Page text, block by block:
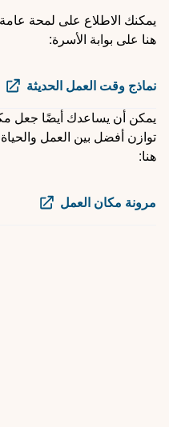
يمكنك الاطلاع على لمحة
هنا على بوابة الأسرة:
نماذج وقت العمل الحديثة
يمكن أن يساعدك أيضًا جعل
توازن أفضل بين العمل
هنا:
مرونة مكان العمل